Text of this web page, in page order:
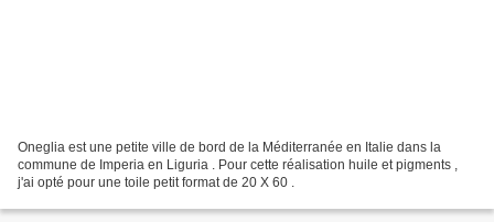
Oneglia est une petite ville de bord de la Méditerranée en Italie dans la
commune de Imperia en Liguria . Pour cette réalisation huile et pigments ,
j'ai opté pour une toile petit format de 20 X 60 .